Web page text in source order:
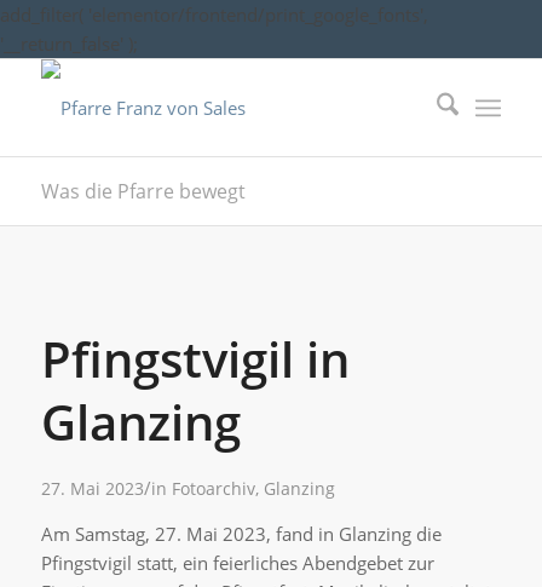
add_filter( 'elementor/frontend/print_google_fonts',
'__return_false' );
Was die Pfarre bewegt
Pfingstvigil in
Glanzing
27. Mai 2023/in Fotoarchiv, Glanzing
Am Samstag, 27. Mai 2023, fand in Glanzing die
Pfingstvigil statt, ein feierliches Abendgebet zur